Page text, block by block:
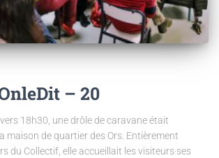
– 20
18h30, une drôle de caravane était
maison de quartier des Ors. Entièrement
du Collectif, elle accueillait les visiteurs·ses